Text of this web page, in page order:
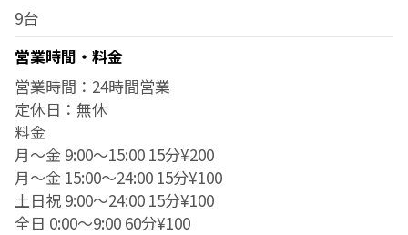
9台
営業時間・料金
営業時間：24時間営業
定休日：無休
料金
月～金 9:00～15:00 15分¥200
月～金 15:00～24:00 15分¥100
土日祝 9:00～24:00 15分¥100
全日 0:00～9:00 60分¥100